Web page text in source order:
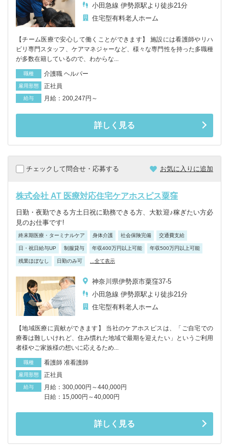
小田急線 伊勢原駅より徒歩21分
住宅型有料老人ホーム
【チーム医療で安心して働くことができます】 施設には看護師やリハ
ビリ専門スタッフ、ケアマネジャーなど、様々な専門性を持った多職種
が多数在籍しているので、わからな...
職種 介護職 ヘルパー
雇用形態 正社員
給与 月給：200,247円～
詳しく見る
チェックして問合せ・応募する お気に入りに追加
株式会社 AT 医療対応住宅ケアホスピス粟窪
日勤・夜勤できる方土日祝に勤務できる方、大歓迎♪稼ぎたい方必
見のお仕事です!
終末期医療・ターミナルケア 身体介護 社会保険完備 交通費支給
日・祝日給与UP 制服貸与 年収400万円以上可能 年収500万円以上可能
残業ほぼなし 日勤のみ可 ...全て表示
神奈川県伊勢原市粟窪37-5
小田急線 伊勢原駅より徒歩21分
住宅型有料老人ホーム
【地域医療に貢献ができます】 当社のケアホスピスは、「ご自宅での
療養は難しいけれど、住み慣れた地域で最期を迎えたい」というご利用
者様やご家族様の想いに応えるため...
職種 看護師 准看護師
雇用形態 正社員
給与
月給：300,000円～440,000円
日給：15,000円～40,000円
詳しく見る